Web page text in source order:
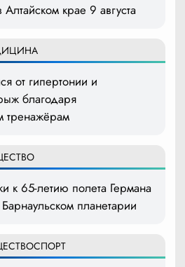
крае 9 августа
от гипертонии и
благодаря
тренажёрам
к 65-летию полета Германа
планетарии
СПОРТ